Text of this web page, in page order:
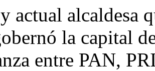
actual alcaldesa
la capital
entre PAN,